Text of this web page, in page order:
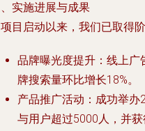
实施进展与成果
目启动以来，我们已取得
品牌曝光度提升：线上
牌搜索量环比增长18%。
产品推广活动：成功举
与用户超过5000人，并获